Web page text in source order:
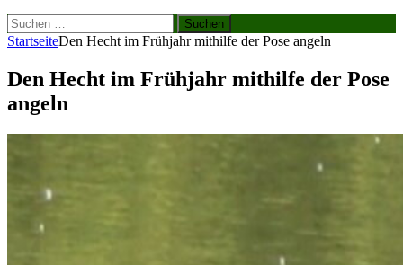
Suchen
nach:
StartseiteDen Hecht im Frühjahr mithilfe der Pose angeln
Den Hecht im Frühjahr mithilfe der Pose
angeln